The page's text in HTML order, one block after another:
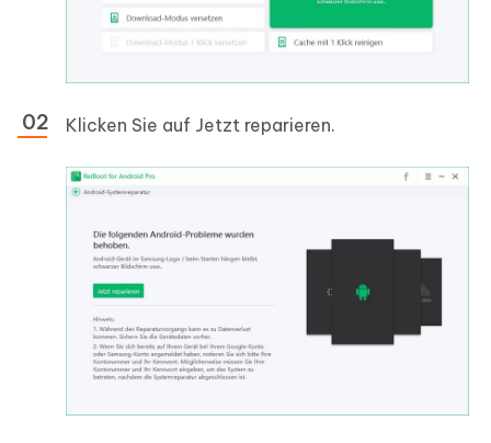
Klicken Sie auf Jetzt reparieren.